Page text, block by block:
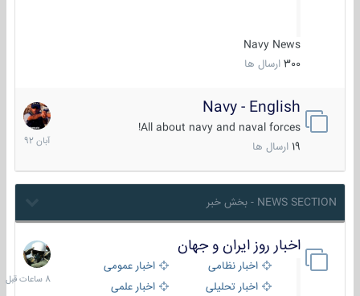
Navy News
300 ارسال ها
Navy - English
All about navy and naval forces!
ارسال ها
22
آبان
1392
NEWS SECTION - بخش خبر
اخبار روز ایران و جهان
اخبار نظامی
اخبار عمومی
اخبار تحلیلی
اخبار علمی
8
ساعات
قبل